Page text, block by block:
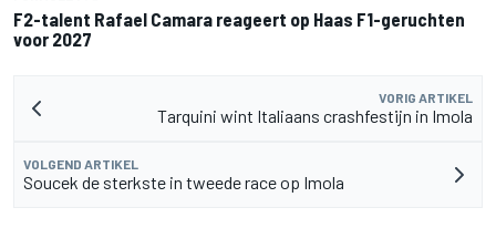
F2-talent Rafael Camara reageert op Haas F1-geruchten
voor 2027
VORIG ARTIKEL
Tarquini wint Italiaans crashfestijn in Imola
VOLGEND ARTIKEL
Soucek de sterkste in tweede race op Imola